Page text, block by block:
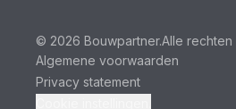
© 2026 Bouwpartner.Alle
Algemene voorwaarden
Privacy statement